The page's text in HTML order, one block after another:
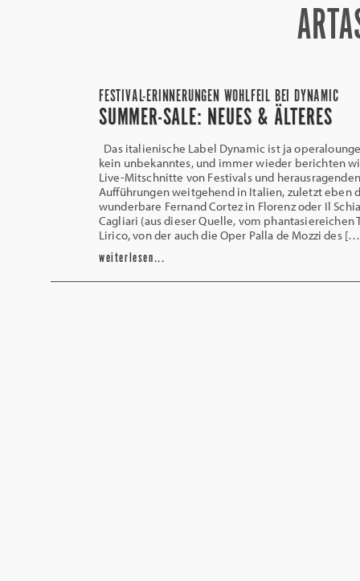
FESTIVAL-ERINNERUNGEN WOHLFEIL BEI DYNAMIC
SUMMER-SALE: NEUES & ÄLTERES
Das italienische Label Dynamic ist ja
kein unbekanntes, und immer wieder berichten
Live-Mitschnitte von Festivals und herausragenden
Aufführungen weitgehend in Italien, zuletzt eben
wunderbare Fernand Cortez in Florenz oder Il
Cagliari (aus dieser Quelle, vom phantasiereichen
Lirico, von der auch die Oper Palla de Mozzi des
weiterlesen...